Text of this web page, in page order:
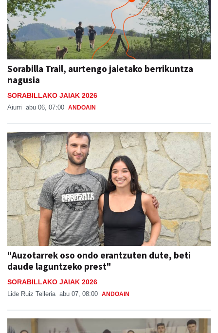
Sorabilla Trail, aurtengo jaietako berrikuntza
nagusia
SORABILLAKO JAIAK 2026
Aiurri abu 06, 07:00 ANDOAIN
"Auzotarrek oso ondo erantzuten dute, beti
daude laguntzeko prest"
SORABILLAKO JAIAK 2026
Lide Ruiz Telleria abu 07, 08:00 ANDOAIN